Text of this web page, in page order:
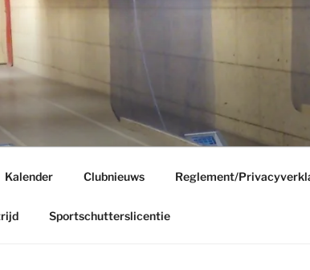
Kalender Clubnieuws Reglement/
Sportschutterslicentie